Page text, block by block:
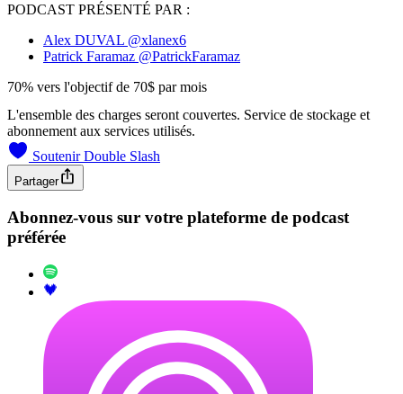
PODCAST PRÉSENTÉ PAR :
Alex DUVAL @xlanex6
Patrick Faramaz @PatrickFaramaz
70% vers l'objectif de 70$ par mois
L'ensemble des charges seront couvertes. Service de stockage et
abonnement aux services utilisés.
Soutenir Double Slash
Partager
Abonnez-vous sur votre plateforme de podcast
préférée